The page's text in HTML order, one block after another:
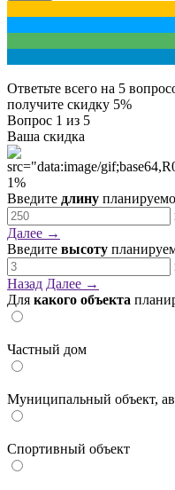
Ответьте всего на 5
получите скидку 5%
Вопрос 1 из 5
Ваша скидка
1%
Введите длину
Далее →
Введите высоту
Назад Далее →
Для какого объекта
Частный дом
Муниципальный объект,
Спортивный объект